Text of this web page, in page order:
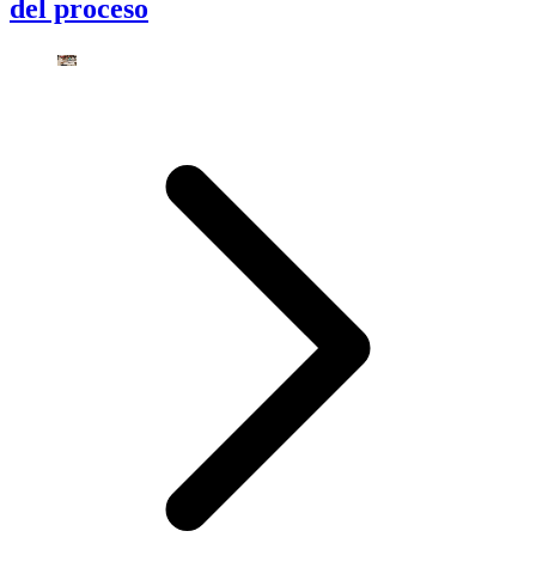
del proceso